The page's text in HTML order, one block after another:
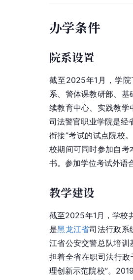
办学条件
院系设置
截至2025年1月，学
系、警体课教研部、
续教育中心、实践教
司法警官职业学院是经
衔接”考试的试点院校
校期间可同时参加自考
书。参加学位考试外语
教学建设
截至2025年1月，学校
是黑龙江省司法行政系
江省公安交警总队培训
担着全省在职司法行
理创新示范院校”。